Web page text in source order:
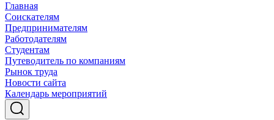
Главная
Соискателям
Предпринимателям
Работодателям
Студентам
Путеводитель по компаниям
Рынок труда
Новости сайта
Календарь мероприятий